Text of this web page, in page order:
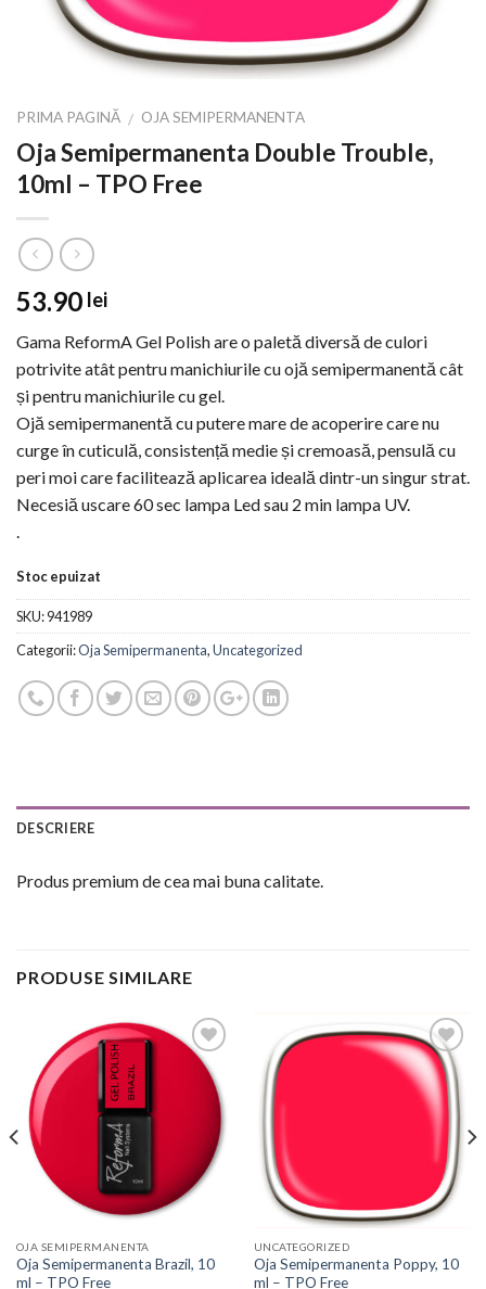
PRIMA PAGINĂ / OJA SEMIPERMANENTA
Oja Semipermanenta Double Trouble,
10ml – TPO Free
53.90 lei
Gama ReformA Gel Polish are o paletă diversă de culori
potrivite atât pentru manichiurile cu ojă semipermanentă cât
și pentru manichiurile cu gel.
Ojă semipermanentă cu putere mare de acoperire care nu
curge în cuticulă, consistență medie și cremoasă, pensulă cu
peri moi care facilitează aplicarea ideală dintr-un singur strat.
Necesiă uscare 60 sec lampa Led sau 2 min lampa UV.
.
Stoc epuizat
SKU:941989
Categorii:Oja Semipermanenta,Uncategorized
DESCRIERE
Produs premium de cea mai buna calitate.
PRODUSE SIMILARE
Add to
Wishlist
OJA SEMIPERMANENTA
Oja Semipermanenta Brazil, 10
ml – TPO Free
Add to
Wishlist
UNCATEGORIZED
Oja Semipermanenta Poppy, 10
ml – TPO Free